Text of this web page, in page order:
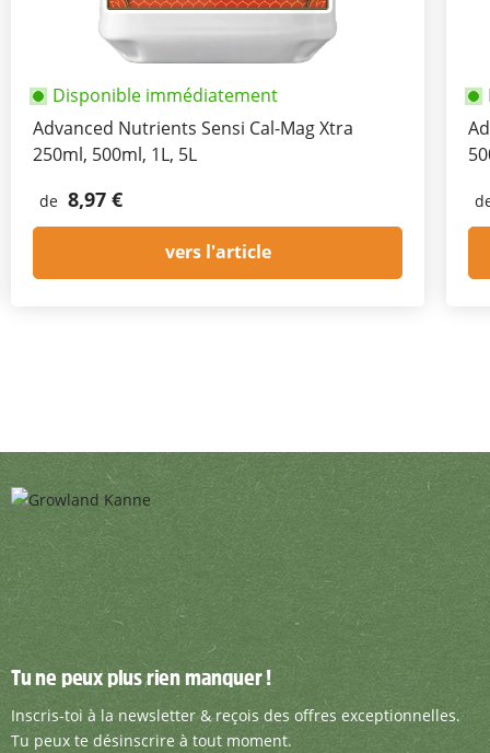
Disponible immédiatement
Advanced Nutrients Sensi Cal-Mag Xtra
250ml, 500ml, 1L, 5L
de 8,97 €
vers l'article
Tu ne peux plus rien manquer !
Inscris-toi à la newsletter & reçois des offres
Tu ne peux plus rien manquer !
Inscris-toi à la newsletter & reçois des offres exceptionnelles.
Tu peux te désinscrire à tout moment.